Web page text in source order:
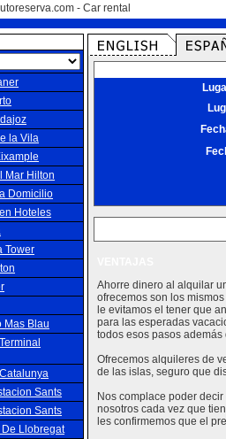
la Vila
Mar Hilton
Domicilio
Hoteles
Tower
Mas Blau
Sants
Sants
Llobregat
Ahorre dinero al alquilar
ofrecemos son los
le evitamos el tener que
para las esperadas
todos esos pasos
Ofrecemos alquileres de
de las islas, seguro que
Nos complace poder
nosotros cada vez que
les confirmemos que el